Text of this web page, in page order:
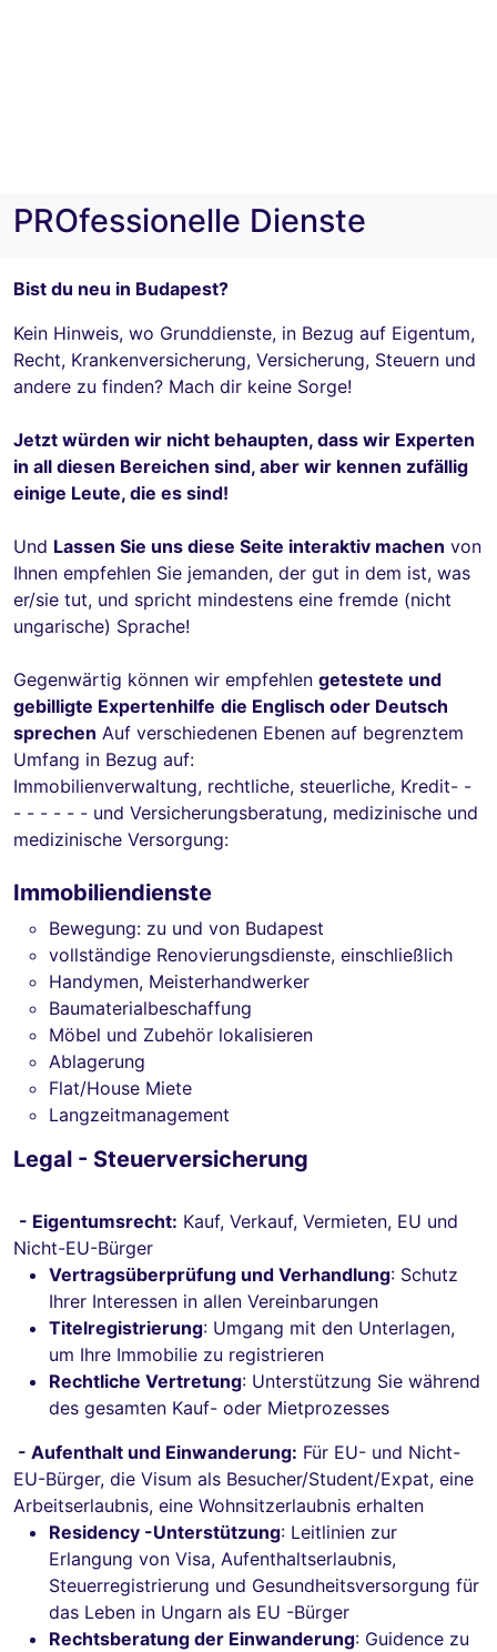
PROfessionelle Dienste
Bist du neu in Budapest?
Kein Hinweis, wo Grunddienste, in Bezug auf Eigentum,
Recht, Krankenversicherung, Versicherung, Steuern und
andere zu finden? Mach dir keine Sorge!
Jetzt würden wir nicht behaupten, dass wir Experten
in all diesen Bereichen sind, aber wir kennen zufällig
einige Leute, die es sind!
Und Lassen Sie uns diese Seite interaktiv machen von
Ihnen empfehlen Sie jemanden, der gut in dem ist, was
er/sie tut, und spricht mindestens eine fremde (nicht
ungarische) Sprache!
Gegenwärtig können wir empfehlen getestete und
gebilligte Expertenhilfe die Englisch oder Deutsch
sprechen Auf verschiedenen Ebenen auf begrenztem
Umfang in Bezug auf:
Immobilienverwaltung, rechtliche, steuerliche, Kredit- -
- - - - - - und Versicherungsberatung, medizinische und
medizinische Versorgung:
Immobiliendienste
Bewegung: zu und von Budapest
vollständige Renovierungsdienste, einschließlich
Handymen, Meisterhandwerker
Baumaterialbeschaffung
Möbel und Zubehör lokalisieren
Ablagerung
Flat/House Miete
Langzeitmanagement
Legal - Steuerversicherung
- Eigentumsrecht: Kauf, Verkauf, Vermieten, EU und
Nicht-EU-Bürger
Vertragsüberprüfung und Verhandlung: Schutz
Ihrer Interessen in allen Vereinbarungen
Titelregistrierung: Umgang mit den Unterlagen,
um Ihre Immobilie zu registrieren
Rechtliche Vertretung: Unterstützung Sie während
des gesamten Kauf- oder Mietprozesses
- Aufenthalt und Einwanderung: Für EU- und Nicht-
EU-Bürger, die Visum als Besucher/Student/Expat, eine
Arbeitserlaubnis, eine Wohnsitzerlaubnis erhalten
Residency -Unterstützung: Leitlinien zur
Erlangung von Visa, Aufenthaltserlaubnis,
Steuerregistrierung und Gesundheitsversorgung für
das Leben in Ungarn als EU -Bürger
Rechtsberatung der Einwanderung: Guidence zu